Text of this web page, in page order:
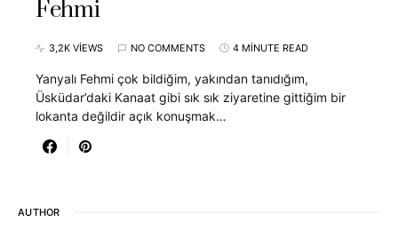
Fehmi
3,2K VIEWS NO COMMENTS 4 MINUTE READ
Yanyalı Fehmi çok bildiğim, yakından tanıdığım,
Üsküdar’daki Kanaat gibi sık sık ziyaretine gittiğim bir
lokanta değildir açık konuşmak…
AUTHOR